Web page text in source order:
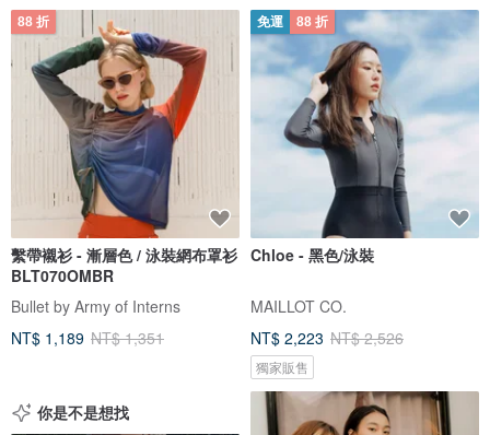
88 折
繫帶襯衫 - 漸層色 / 泳裝網布罩衫
BLT070OMBR
Bullet by Army of Interns
NT$ 1,189 NT$ 1,351
免運 88 折
Chloe - 黑色/泳裝
MAILLOT CO.
NT$ 2,223 NT$ 2,526
獨家販售
你是不是想找